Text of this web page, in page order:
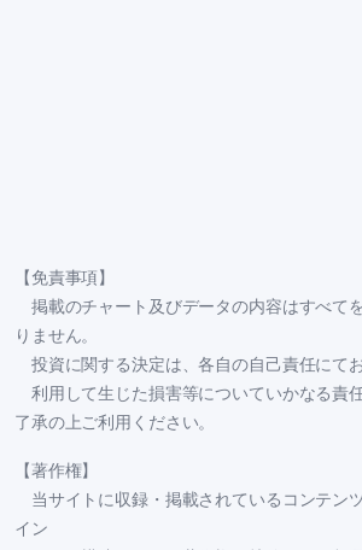
【免責事項】
掲載のチャート及びデータの内容はすべて
りません。
投資に関する決定は、各自の自己責任にてお
利用して生じた損害等についていかなる責
了承の上ご利用ください。
【著作権】
当サイトに収録・掲載されているコンテン
イン